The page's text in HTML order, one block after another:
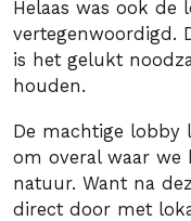
Helaas was ook de
vertegenwoordigd.
is het gelukt
houden.
De machtige lobby
om overal waar
natuur. Want na
direct door met